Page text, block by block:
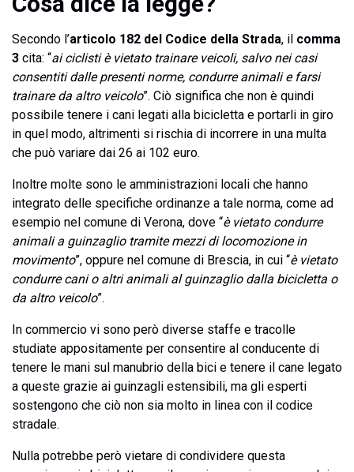
Secondo l’articolo 182 del Codice della Strada, il comma
3 cita: “ai ciclisti è vietato trainare veicoli, salvo nei casi
consentiti dalle presenti norme, condurre animali e farsi
trainare da altro veicolo”. Ciò significa che non è quindi
possibile tenere i cani legati alla bicicletta e portarli in giro
in quel modo, altrimenti si rischia di incorrere in una multa
che può variare dai 26 ai 102 euro.
Inoltre molte sono le amministrazioni locali che hanno
integrato delle specifiche ordinanze a tale norma, come ad
esempio nel comune di Verona, dove “è vietato condurre
animali a guinzaglio tramite mezzi di locomozione in
movimento”, oppure nel comune di Brescia, in cui “è vietato
condurre cani o altri animali al guinzaglio dalla bicicletta o
da altro veicolo”.
In commercio vi sono però diverse staffe e tracolle
studiate appositamente per consentire al conducente di
tenere le mani sul manubrio della bici e tenere il cane legato
a queste grazie ai guinzagli estensibili, ma gli esperti
sostengono che ciò non sia molto in linea con il codice
stradale.
Nulla potrebbe però vietare di condividere questa